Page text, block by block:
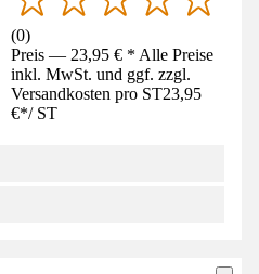
(0)
Preis — 23,95 € * Alle Preise
inkl. MwSt. und ggf. zzgl.
Versandkosten pro ST23,95
€*/ ST